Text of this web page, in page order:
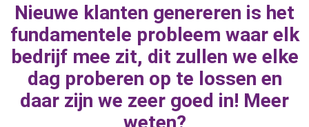
marketingknoppen te draaien om naar
geweldige resultaten toe te werken.
MEER INFORMATIE
Nieuwe klanten genereren is het
fundamentele probleem waar elk
bedrijf mee zit, dit zullen we elke
dag proberen op te lossen en
daar zijn we zeer goed in! Meer
weten?